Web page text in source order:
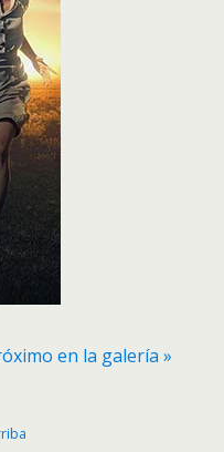
en la galería »